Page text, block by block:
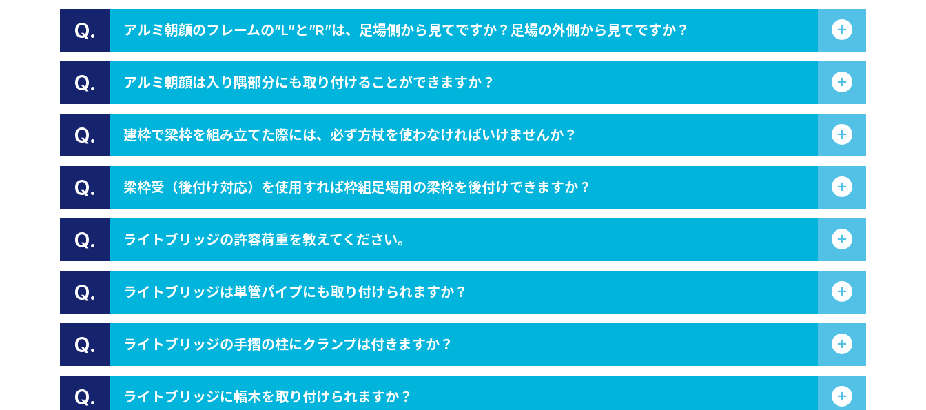
Q. アルミ朝顔のフレームの”L”と”R”は、足場側から見てですか？足場の外側から見てですか？
Q. アルミ朝顔は入り隅部分にも取り付けることができますか？
Q. 建枠で梁枠を組み立てた際には、必ず方杖を使わなければいけませんか？
Q. 梁枠受（後付け対応）を使用すれば枠組足場用の梁枠を後付けできますか？
Q. ライトブリッジの許容荷重を教えてください。
Q. ライトブリッジは単管パイプにも取り付けられますか？
Q. ライトブリッジの手摺の柱にクランプは付きますか？
Q. ライトブリッジに幅木を取り付けられますか？